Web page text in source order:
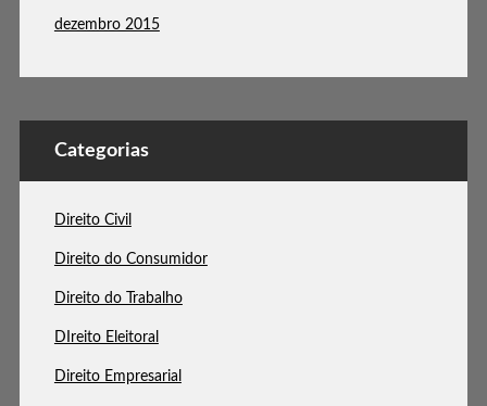
dezembro 2015
Categorias
Direito Civil
Direito do Consumidor
Direito do Trabalho
DIreito Eleitoral
Direito Empresarial